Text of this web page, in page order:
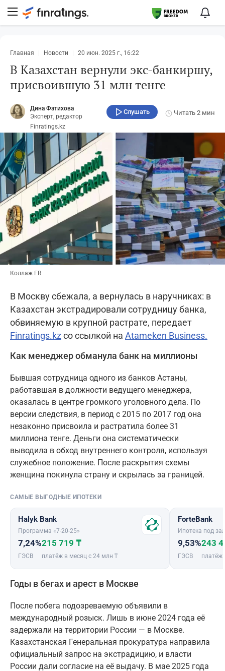
Главная Новости 20 июн. 2025 г., 16:22
В Казахстан вернули экс-банкиршу,
присвоившую 31 млн тенге
Дина Фатихова
Эксперт, редактор
Finratings.kz
Слушать Читать 2 мин
Коллаж FR
В Москву сбежала, а вернулась в наручниках: в
Казахстан экстрадировали сотрудницу банка,
обвиняемую в крупной растрате, передает
Finratings.kz со ссылкой на Atameken Business.
Как менеджер обманула банк на миллионы
Бывшая сотрудница одного из банков Астаны,
работавшая в должности ведущего менеджера,
оказалась в центре громкого уголовного дела. По
версии следствия, в период с 2015 по 2017 год она
незаконно присвоила и растратила более 31
миллиона тенге. Деньги она систематически
выводила в обход внутреннего контроля, используя
служебное положение. После раскрытия схемы
женщина покинула страну и скрылась за границей.
САМЫЕ ВЫГОДНЫЕ ИПОТЕКИ
Halyk Bank
Программа «7-20-25»
7,24%
ГЭСВ
215 719 ₸
платёж в месяц с 24 млн ₸
ForteBank
Ипотека под
9,53%
ГЭСВ
243
платёж
Годы в бегах и арест в Москве
После побега подозреваемую объявили в
международный розыск. Лишь в июне 2024 года её
задержали на территории России — в Москве.
Казахстанская Генеральная прокуратура направила
официальный запрос на экстрадицию, и власти
России дали согласие на её выдачу. В мае 2025 года